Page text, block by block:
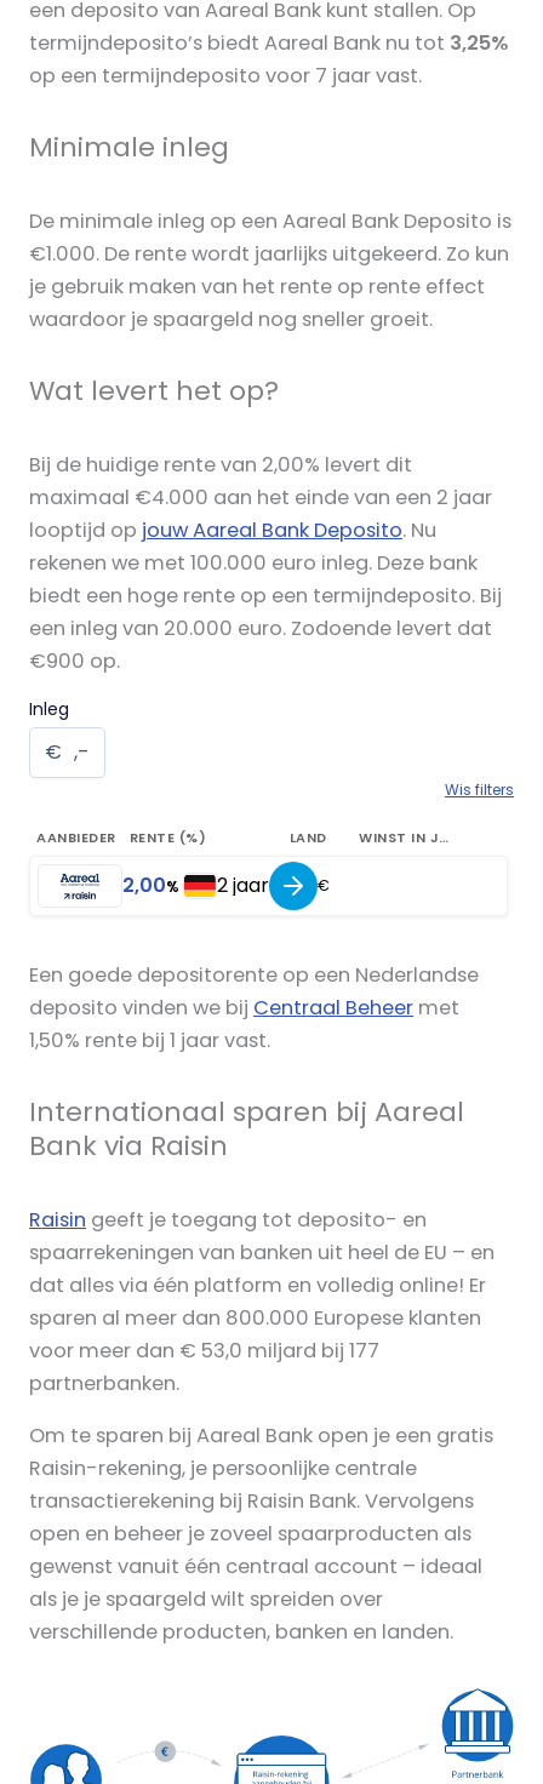
een deposito van Aareal Bank kunt stallen. Op
termijndeposito’s biedt Aareal Bank nu tot 3,25%
op een termijndeposito voor 7 jaar vast.
Minimale inleg
De minimale inleg op een Aareal Bank Deposito is
€1.000. De rente wordt jaarlijks uitgekeerd. Zo kun
je gebruik maken van het rente op rente effect
waardoor je spaargeld nog sneller groeit.
Wat levert het op?
Bij de huidige rente van 2,00% levert dit
maximaal €4.000 aan het einde van een 2 jaar
looptijd op jouw Aareal Bank Deposito. Nu
rekenen we met 100.000 euro inleg. Deze bank
biedt een hoge rente op een termijndeposito. Bij
een inleg van 20.000 euro. Zodoende levert dat
€900 op.
Inleg
€ ,-
Wis filters
AANBIEDER RENTE (%) LAND WINST IN JAAR
2,00% 2 jaar €
Een goede depositorente op een Nederlandse
deposito vinden we bij Centraal Beheer met
1,50% rente bij 1 jaar vast.
Internationaal sparen bij Aareal
Bank via Raisin
Raisin geeft je toegang tot deposito- en
spaarrekeningen van banken uit heel de EU – en
dat alles via één platform en volledig online! Er
sparen al meer dan 800.000 Europese klanten
voor meer dan € 53,0 miljard bij 177
partnerbanken.
Om te sparen bij Aareal Bank open je een gratis
Raisin-rekening, je persoonlijke centrale
transactierekening bij Raisin Bank. Vervolgens
open en beheer je zoveel spaarproducten als
gewenst vanuit één centraal account – ideaal
als je je spaargeld wilt spreiden over
verschillende producten, banken en landen.